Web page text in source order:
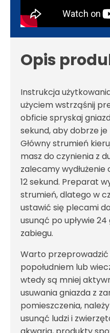
Opis
Instrukcja
użyciem wstrząśnij
obficie spryskaj
sekund, aby dobrze
Główny strumień
masz do czynienia z
zalecamy wydłużenie
12 sekund. Preparat
strumień, dlatego w
ustawić się plecami
usunąć po upływie
zabiegu.
Warto
popołudniem lub
wtedy są mniej
usuwania gniazda z
pomieszczenia,
usunąć ludzi i